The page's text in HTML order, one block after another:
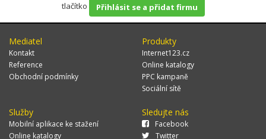
tlačítko
Přihlásit se a přidat firmu
Mediatel
Kontakt
Reference
Obchodní podmínky
Produkty
Internet123.cz
Online katalogy
PPC kampaně
Sociální sítě
Služby
Mobilní aplikace ke stažení
Online katalogy
Sledujte nás
Facebook
Twitter